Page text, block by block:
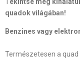
quadok világában!
Benzines vagy
Természetesen a quad